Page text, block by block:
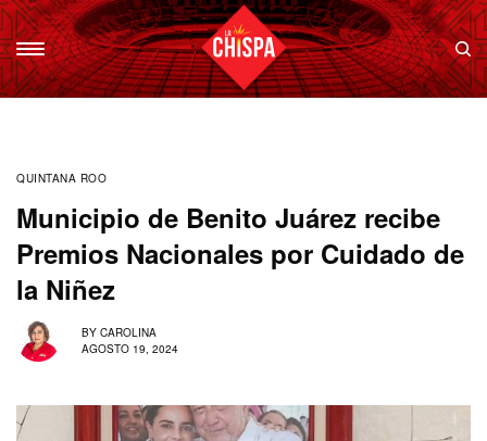
QUINTANA ROO
Municipio de Benito Juárez recibe
Premios Nacionales por Cuidado de
la Niñez
BY CAROLINA
AGOSTO 19, 2024